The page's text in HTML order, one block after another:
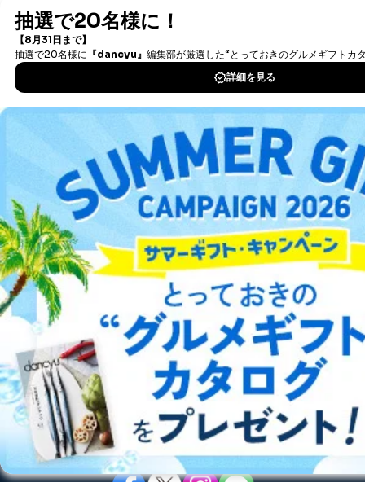
教育・語学 雑誌
パソコン・PC 雑誌
新聞・業界紙
洋(海外)雑誌
中国雑誌
その他
総合案内
アフィリエイト 採用情報
プレスリリース お問い合わせ
利用規約プライバシーポリシー特定商取引法に基づく表示会社案内
出版社の皆様へ
投資家の皆様へ
サイトマップ